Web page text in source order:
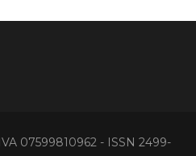
07599810962 - ISSN 2499-